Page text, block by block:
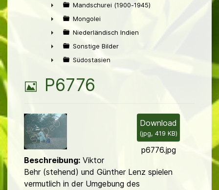
►
►
Mandschurei (1900-1945)
►
Mongolei
►
Niederländisch Indien
►
Sonstige Bilder
Südostasien
B
l
d
P6776
Download
(jpg, 419 KB)
p6776.jpg
Beschreibung: Viktor
Behr (stehend) und Günther Lenz spielen
vermutlich in der Umgebung des